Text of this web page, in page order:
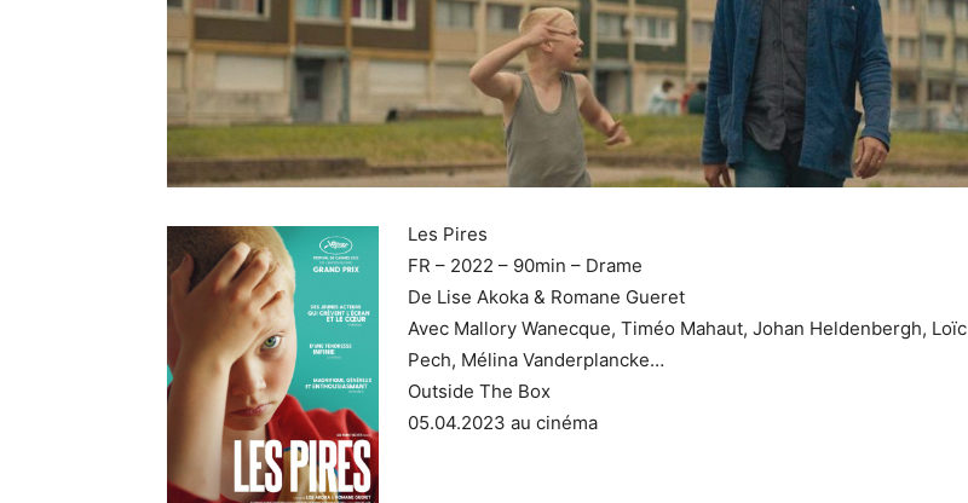
Les Pires
FR – 2022 – 90min – Drame
De Lise Akoka & Romane Gueret
Avec Mallory Wanecque, Timéo Mahaut, Johan Heldenbergh, Loïc
Pech, Mélina Vanderplancke…
Outside The Box
05.04.2023 au cinéma